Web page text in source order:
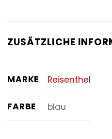
ZUSÄTZLICHE
MARKE Reisenthel
FARBE blau